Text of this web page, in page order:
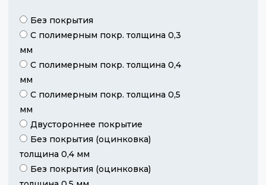
Без покрытия
С полимерным покр. толщина 0,3
мм
С полимерным покр. толщина 0,4
мм
С полимерным покр. толщина 0,5
мм
Двустороннее покрытие
Без покрытия (оцинковка)
толщина 0,4 мм
Без покрытия (оцинковка)